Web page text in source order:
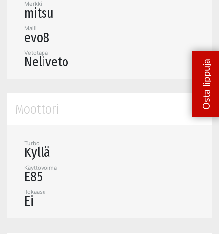
Merkki
mitsu
Malli
evo8
Vetotapa
Neliveto
Moottori
Turbo
Kyllä
Käyttövoima
E85
Ilokaasu
Ei